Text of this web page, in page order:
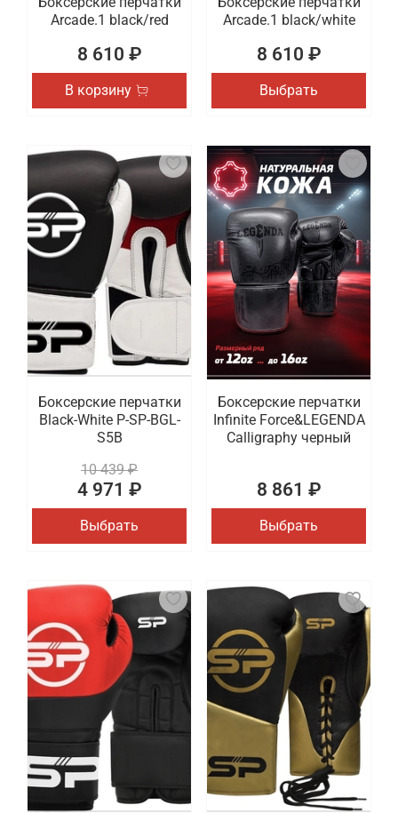
Arcade.1 black/red
8 610 ₽
В корзину
Arcade.1 black/white
8 610 ₽
Выбрать
Боксерские перчатки
Black-White P-SP-BGL-
S5B
10 439 ₽
4 971 ₽
Выбрать
Боксерские перчатки
Infinite Force&LEGENDA
Calligraphy черный
8 861 ₽
Выбрать